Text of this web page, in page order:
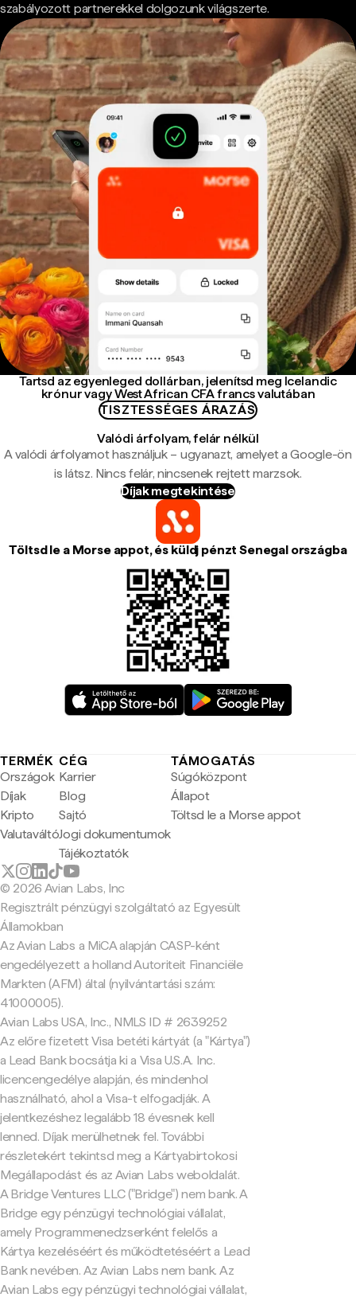
szabályozott partnerekkel dolgozunk világszerte.
Tartsd az egyenleged dollárban, jelenítsd meg Icelandic
krónur vagy West African CFA francs valutában
TISZTESSÉGES ÁRAZÁS
Valódi árfolyam, felár nélkül
A valódi árfolyamot használjuk – ugyanazt, amelyet a Google-ön
is látsz. Nincs felár, nincsenek rejtett marzsok.
Díjak megtekintése
Töltsd le a Morse appot, és küldj pénzt Senegal országba
TERMÉK
Országok
Díjak
Kripto
Valutaváltó
CÉG
Karrier
Blog
Sajtó
Jogi dokumentumok
Tájékoztatók
TÁMOGATÁS
Súgóközpont
Állapot
Töltsd le a Morse appot
© 2026 Avian Labs, Inc
Regisztrált pénzügyi szolgáltató az Egyesült
Államokban
Az Avian Labs a MiCA alapján CASP-ként
engedélyezett a holland Autoriteit Financiële
Markten (AFM) által (nyilvántartási szám:
41000005).
Avian Labs USA, Inc., NMLS ID # 2639252
Az előre fizetett Visa betéti kártyát (a "Kártya")
a Lead Bank bocsátja ki a Visa U.S.A. Inc.
licencengedélye alapján, és mindenhol
használható, ahol a Visa-t elfogadják. A
jelentkezéshez legalább 18 évesnek kell
lenned. Díjak merülhetnek fel. További
részletekért tekintsd meg a Kártyabirtokosi
Megállapodást és az Avian Labs weboldalát.
A Bridge Ventures LLC ("Bridge") nem bank. A
Bridge egy pénzügyi technológiai vállalat,
amely Programmenedzserként felelős a
Kártya kezeléséért és működtetéséért a Lead
Bank nevében. Az Avian Labs nem bank. Az
Avian Labs egy pénzügyi technológiai vállalat,